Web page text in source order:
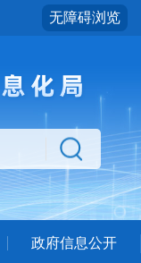
无障碍浏览
政府信息公开